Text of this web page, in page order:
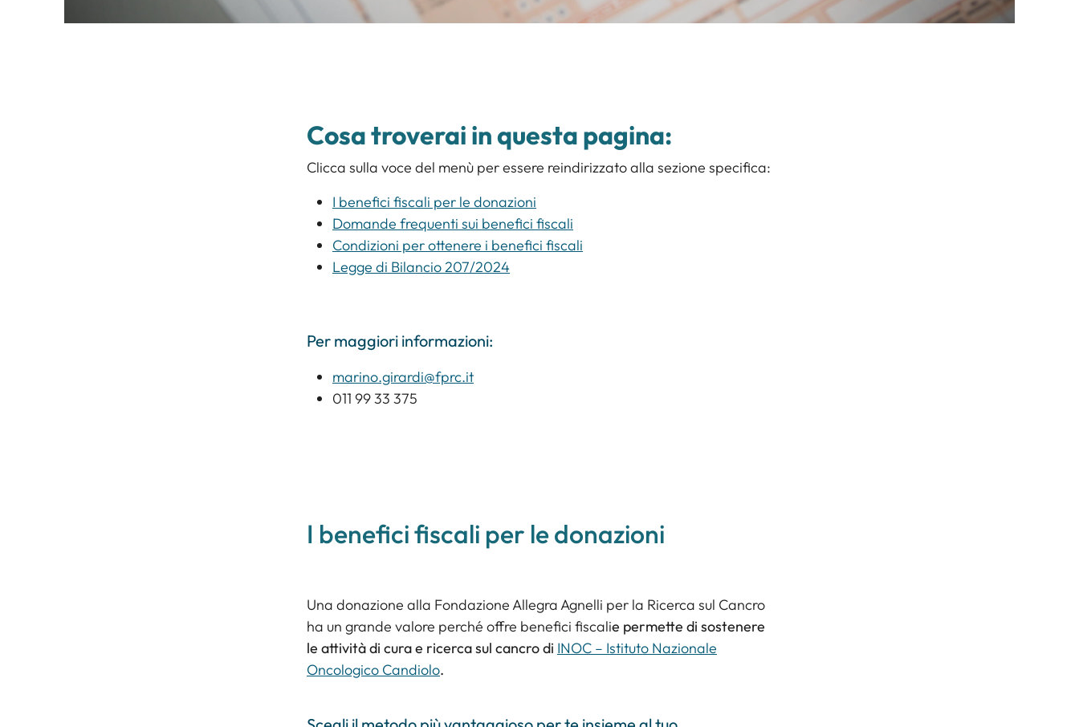
Cosa troverai in questa pagina:
Clicca sulla voce del menù per essere reindirizzato alla sezione specifica:
I benefici fiscali per le donazioni
Domande frequenti sui benefici fiscali
Condizioni per ottenere i benefici fiscali
Legge di Bilancio 207/2024
Per maggiori informazioni:
marino.girardi@fprc.it
011 99 33 375
I benefici fiscali per le donazioni
Una donazione alla Fondazione Allegra Agnelli per la Ricerca sul Cancro
ha un grande valore perché offre benefici fiscalie permette di sostenere
le attività di cura e ricerca sul cancro di INOC – Istituto Nazionale
Oncologico Candiolo.